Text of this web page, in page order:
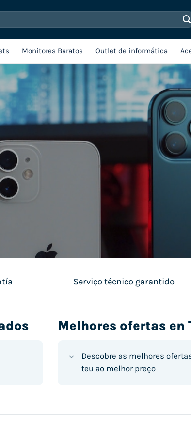
Monitores Baratos Outlet de informática
Serviço técnico garantido
Melhores ofertas en
Descobre as melhores
teu ao melhor preço